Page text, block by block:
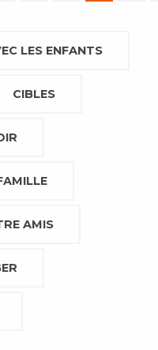
LES ENFANTS
CIBLES
AMIS